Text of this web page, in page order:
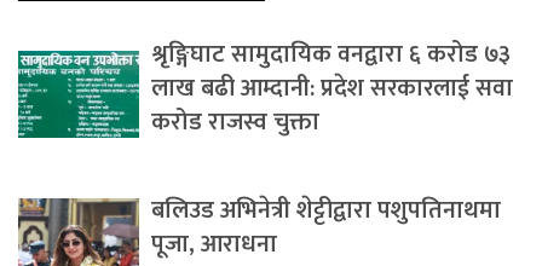
श्रृङ्गिघाट सामुदायिक वनद्वारा ६ करोड ७३
लाख बढी आम्दानी: प्रदेश सरकारलाई सवा
करोड राजस्व चुक्ता
बलिउड अभिनेत्री शेट्टीद्वारा पशुपतिनाथमा
पूजा, आराधना